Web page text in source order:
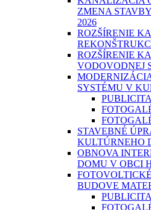
ZMENA
2026
ROZŠÍRENIE
ROZŠÍRENIE
VODOVODNEJ
SYSTÉMU V
PUBLICITA
STAVEBNÉ
KULTÚRNEHO
OBNOVA
DOMU V OBCI
BUDOVE
PUBLICITA